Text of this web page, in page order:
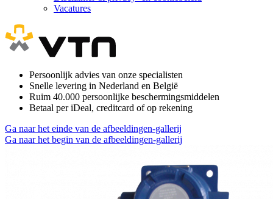
Vacatures
Persoonlijk advies van onze specialisten
Snelle levering in Nederland en België
Ruim 40.000 persoonlijke beschermingsmiddelen
Betaal per iDeal, creditcard of op rekening
Ga naar het einde van de afbeeldingen-gallerij
Ga naar het begin van de afbeeldingen-gallerij